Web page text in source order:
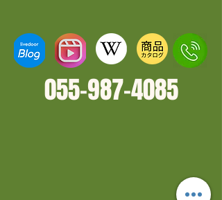
055-987-4085